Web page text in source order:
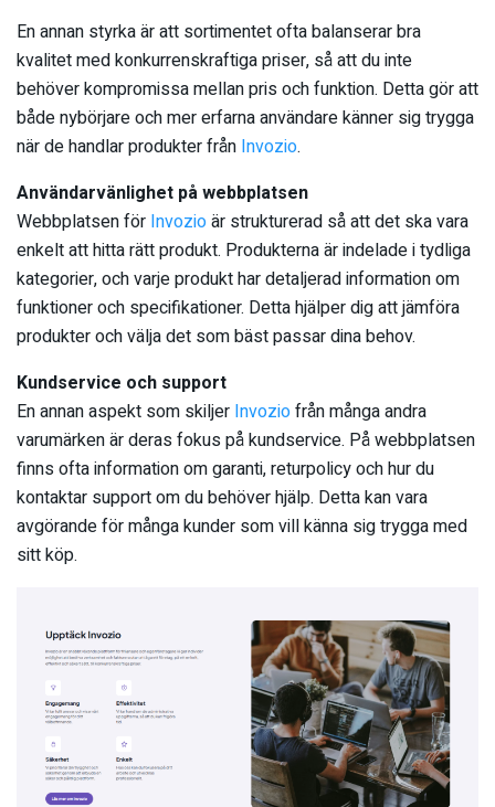
En annan styrka är att sortimentet ofta balanserar bra
kvalitet med konkurrenskraftiga priser, så att du inte
behöver kompromissa mellan pris och funktion. Detta gör att
både nybörjare och mer erfarna användare känner sig trygga
när de handlar produkter från Invozio.
Användarvänlighet på webbplatsen
Webbplatsen för Invozioär strukturerad så att det ska vara
enkelt att hitta rätt produkt. Produkterna är indelade i tydliga
kategorier, och varje produkt har detaljerad information om
funktioner och specifikationer. Detta hjälper dig att jämföra
produkter och välja det som bäst passar dina behov.
Kundservice och support
En annan aspekt som skiljer Invoziofrån många andra
varumärken är deras fokus på kundservice. På webbplatsen
finns ofta information om garanti, returpolicy och hur du
kontaktar support om du behöver hjälp. Detta kan vara
avgörande för många kunder som vill känna sig trygga med
sitt köp.